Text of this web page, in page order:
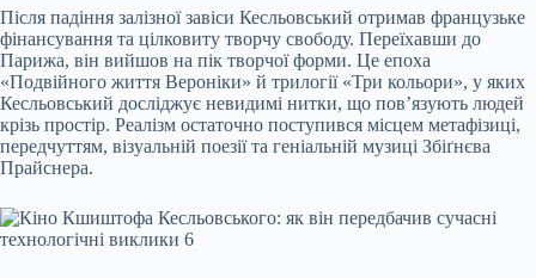
Після падіння залізної завіси Кесльовський отримав французьке
фінансування та цілковиту творчу свободу. Переїхавши до
Парижа, він вийшов на пік творчої форми. Це епоха
«Подвійного життя Вероніки» й трилогії «Три кольори», у яких
Кесльовський досліджує невидимі нитки, що пов’язують людей
крізь простір. Реалізм остаточно поступився місцем метафізиці,
передчуттям, візуальній поезії та геніальній музиці Збіґнєва
Прайснера.